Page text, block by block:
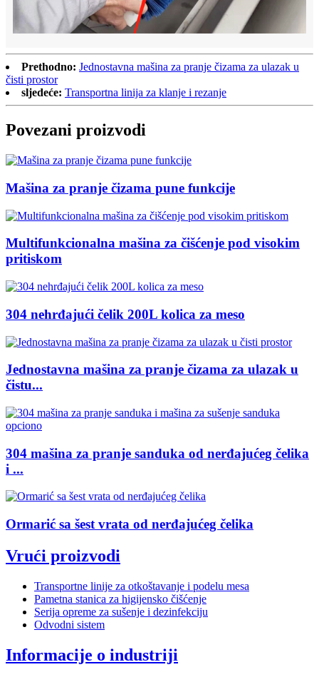
Prethodno: Jednostavna mašina za pranje čizama za ulazak u
čisti prostor
sljedeće: Transportna linija za klanje i rezanje
Povezani proizvodi
Mašina za pranje čizama pune funkcije
Multifunkcionalna mašina za čišćenje pod visokim
pritiskom
304 nehrđajući čelik 200L kolica za meso
Jednostavna mašina za pranje čizama za ulazak u
čistu...
304 mašina za pranje sanduka od nerđajućeg čelika
i ...
Ormarić sa šest vrata od nerđajućeg čelika
Vrući proizvodi
Transportne linije za otkoštavanje i podelu mesa
Pametna stanica za higijensko čišćenje
Serija opreme za sušenje i dezinfekciju
Odvodni sistem
Informacije o industriji